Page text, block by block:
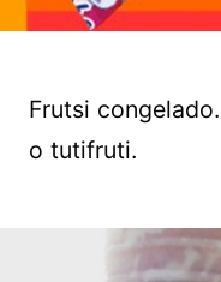
Frutsi
o tutifruti.